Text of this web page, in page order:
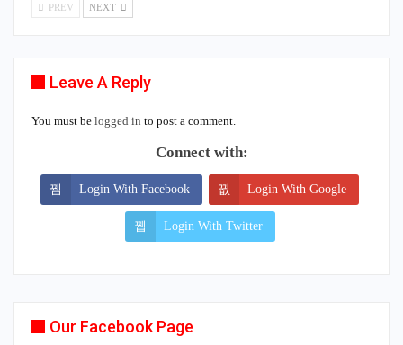
PREV NEXT
Leave A Reply
You must be logged in to post a comment.
Connect with:
Login With Facebook Login With Google
Login With Twitter
Our Facebook Page